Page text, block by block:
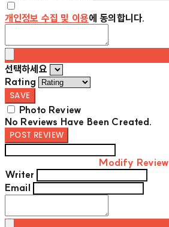
개인정보 수집 및 이용에 동의합니다.
선택하세요
Rating
SAVE
Photo Review
No Reviews Have Been Created.
POST REVIEW
Modify Review
Writer
Email